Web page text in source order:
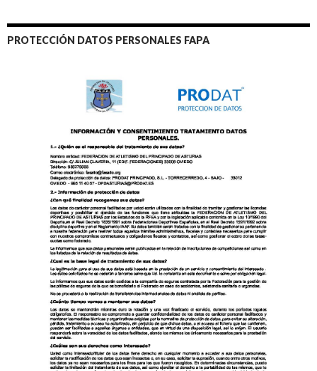
PROTECCIÓN DATOS PERSONALES FAPA